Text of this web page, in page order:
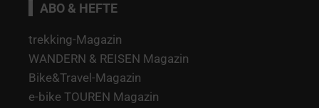
ABO & HEFTE
trekking-Magazin
WANDERN & REISEN Magazin
Bike&Travel-Magazin
e-bike TOUREN Magazin